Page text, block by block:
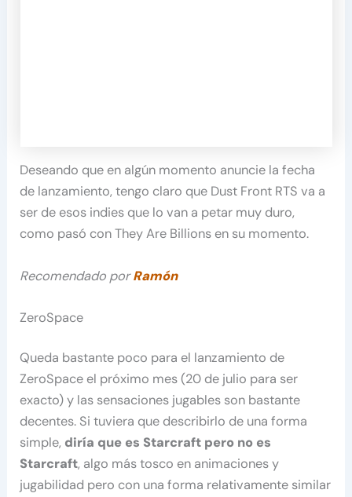
Deseando que en algún momento anuncie la fecha
de lanzamiento, tengo claro que Dust Front RTS va a
ser de esos indies que lo van a petar muy duro,
como pasó con They Are Billions en su momento.
Recomendado por Ramón
ZeroSpace
Queda bastante poco para el lanzamiento de
ZeroSpace el próximo mes (20 de julio para ser
exacto) y las sensaciones jugables son bastante
decentes. Si tuviera que describirlo de una forma
simple, diría que es Starcraft pero no es
Starcraft, algo más tosco en animaciones y
jugabilidad pero con una forma relativamente similar